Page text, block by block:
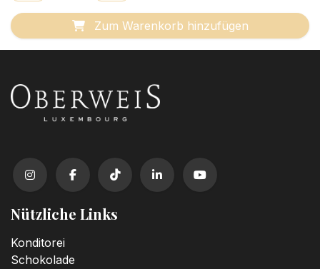
Zum Warenkorb hinzufügen
Nützliche Links
Konditorei
Schokolade